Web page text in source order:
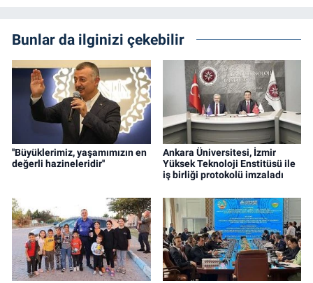
Bunlar da ilginizi çekebilir
''Büyüklerimiz, yaşamımızın en
değerli hazineleridir''
Ankara Üniversitesi, İzmir
Yüksek Teknoloji Enstitüsü ile
iş birliği protokolü imzaladı